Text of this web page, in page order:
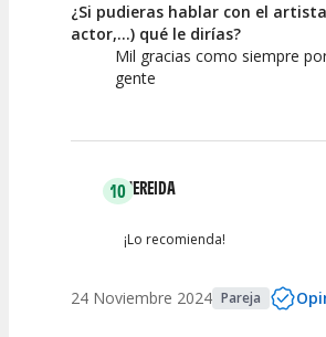
¿Si pudieras hablar con el
actor,...) qué le dirías?
Mil gracias como siempre
gente
10NEREIDA
¡Lo recomienda!
24 Noviembre 2024 Pareja